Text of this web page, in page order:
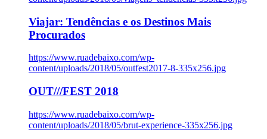
Viajar: Tendências e os Destinos Mais
Procurados
https://www.ruadebaixo.com/wp-
content/uploads/2018/05/outfest2017-8-335x256.jpg
OUT///FEST 2018
https://www.ruadebaixo.com/wp-
content/uploads/2018/05/brut-experience-335x256.jpg